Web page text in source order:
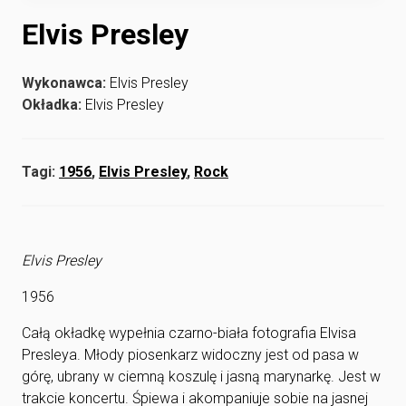
Elvis Presley
Wykonawca: Elvis Presley
Okładka: Elvis Presley
Tagi: 1956, Elvis Presley, Rock
Elvis Presley
1956
Całą okładkę wypełnia czarno-biała fotografia Elvisa
Presleya. Młody piosenkarz widoczny jest od pasa w
górę, ubrany w ciemną koszulę i jasną marynarkę. Jest w
trakcie koncertu. Śpiewa i akompaniuje sobie na jasnej